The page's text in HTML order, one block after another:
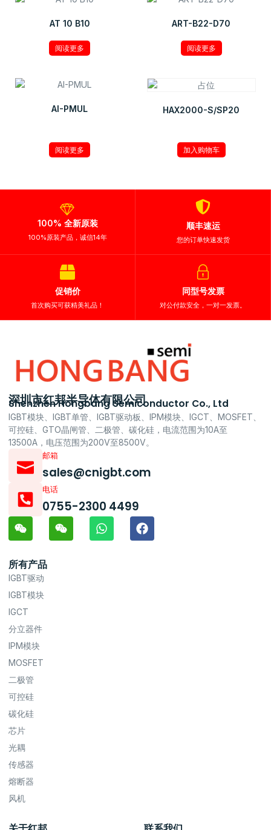
AT 10 B10
阅读更多
ART-B22-D70
阅读更多
AI-PMUL
阅读更多
HAX2000-S/SP20
加入购物车
100% 全新原装
100%原装产品，诚信14年
顺丰速运
您的订单快速发货
促销价
首次购买可获精美礼品！
同型号发票
对公付款安全，一对一发票。
深圳市红邦半导体有限公司
Shenzhen Hongbang Semiconductor Co., Ltd
IGBT模块、IGBT单管、IGBT驱动板、IPM模块、IGCT、MOSFET、
可控硅、GTO晶闸管、二极管、碳化硅，电流范围为10A至
13500A，电压范围为200V至8500V。
邮箱
sales@cnigbt.com
电话
0755-2300 4499
所有产品
IGBT驱动
IGBT模块
IGCT
分立器件
IPM模块
MOSFET
二极管
可控硅
碳化硅
芯片
光耦
传感器
熔断器
风机